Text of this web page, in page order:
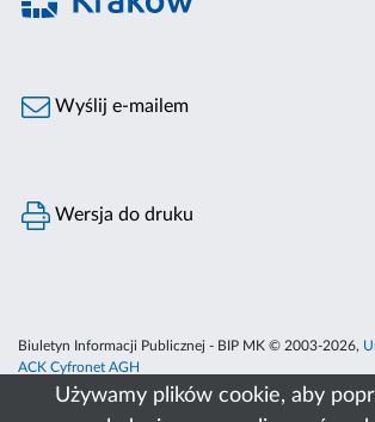
Używamy plików cookie, aby
Wyślij e-mailem
Wersja do druku
Biuletyn Informacji Publicznej - BIP MK © 2003-2026,
ACK Cyfronet AGH